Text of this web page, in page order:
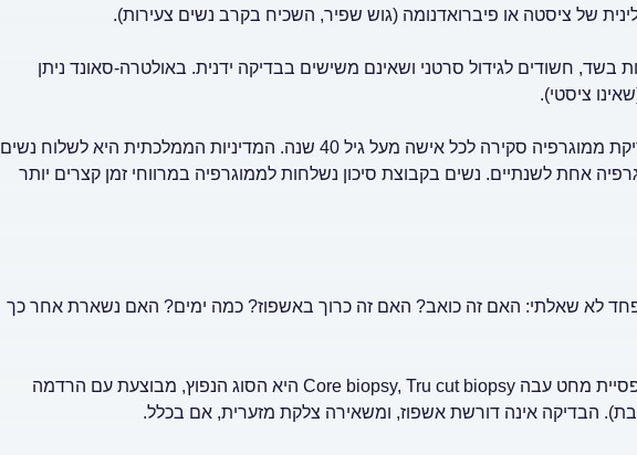
של ציסטה או פיברואדנומה (גוש שפיר, השכיח בקרב נשים צעירות).
בשד, חשודים לגידול סרטני ושאינם משישים בבדיקה ידנית. באולטרה-סאונד ניתן
ציסטי).
כאשר הבדיקה הידנית תקינה, מומלצת בדיקת ממוגרפיה סקירה לכל אישה מעל גיל 40 שנה. המדיניות הממלכתית היא לשלוח נשים
שנה לבדיקת ממוגרפיה אחת לשנתיים. נשים בקבוצת סיכון נשלחות לממוגרפיה במרווחי זמן קצרים יותר
פחד לא שאלתי: האם זה כואב? האם זה כרוך באשפוז? כמה ימים? האם נשארת אחר כך
תשובה: זה תלוי מאוד בסוג הביופסיה. ביופסיית מחט עבה Core biopsy, Tru cut biopsy היא הסוג הנפוץ, מבוצעת עם הרדמה
הבדיקה אינה דורשת אשפוז, ומשאירה צלקת מזערית, אם בכלל.